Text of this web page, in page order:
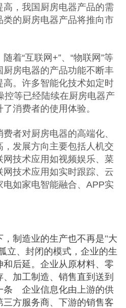
，我国厨房电器产品的需
的厨房电器产品将推向市
着“互联网+”、“物联网”等
房电器的产品功能不断丰
。许多智能化技术如定时
控等已经陆续在厨房电器产
消费者的使用体验。
者对厨房电器的高端化、
发展方向主要包括人机交
技术应用如视频娱乐、菜
技术应用如实时跟踪、云
如家电智能融合、APP实
制造业的生产也不再是"大
立、封闭的模式，企业的生
后延。企业从原材料、零
加工制造、销售直到送到
条 企业信息化由上游的供
方服务商、下游的销售客